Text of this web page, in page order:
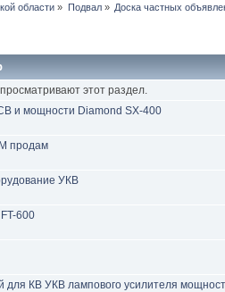
области » Подвал» Доска частных
этот раздел.
и мощности Diamond SX-400
продам
УКВ
600
для КВ УКВ лампового усилителя